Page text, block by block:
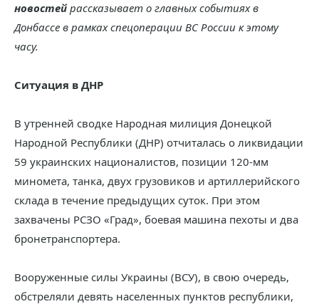
новостейрассказывает о главных событиях в
Донбассе в рамках спецоперации ВС России к этому
часу.
Ситуация в ДНР
В утренней сводке Народная милиция Донецкой
Народной Республики (ДНР) отчиталась о ликвидации
59 украинских националистов, позиции 120-мм
миномета, танка, двух грузовиков и артиллерийского
склада в течение предыдущих суток. При этом
захвачены РСЗО «Град», боевая машина пехоты и два
бронетранспортера.
Вооруженные силы Украины (ВСУ), в свою очередь,
обстреляли девять населенных пунктов республики,